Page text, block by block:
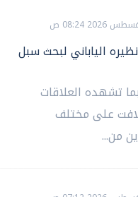
الياباني لبحث سبل
تشهده العلاقات
لافت على مختلف
من...